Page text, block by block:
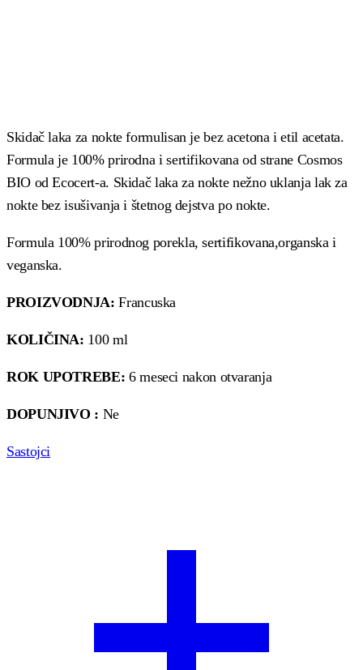
Skidač laka za nokte formulisan je bez acetona i etil acetata.
Formula je 100% prirodna i sertifikovana od strane Cosmos
BIO od Ecocert-a. Skidač laka za nokte nežno uklanja lak za
nokte bez isušivanja i štetnog dejstva po nokte.
Formula 100% prirodnog porekla, sertifikovana,organska i
veganska.
PROIZVODNJA: Francuska
KOLIČINA: 100 ml
ROK UPOTREBE: 6 meseci nakon otvaranja
DOPUNJIVO : Ne
Sastojci